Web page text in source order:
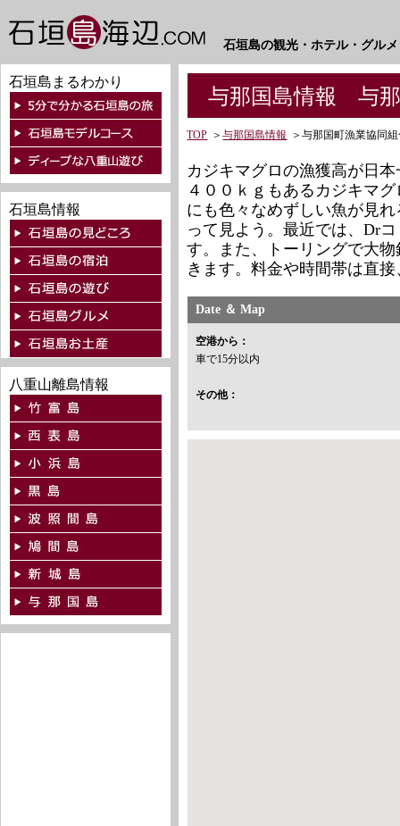
石垣島の観光・ホテル・グル
石垣島まるわかり
石垣島情報
八重山離島情報
与那国島情報 与那
TOP ＞与那国島情報 ＞与那国町漁業協同
カジキマグロの漁獲高が日
４００ｋｇもあるカジキマ
にも色々なめずしい魚が見
って見よう。最近では、Dr
す。また、トーリングで大
きます。料金や時間帯は直
Date ＆ Map
空港から：
車で15分以内
その他：